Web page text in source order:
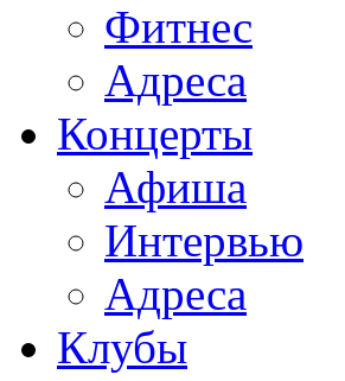
Фитнес
Адреса
Концерты
Афиша
Интервью
Адреса
Клубы